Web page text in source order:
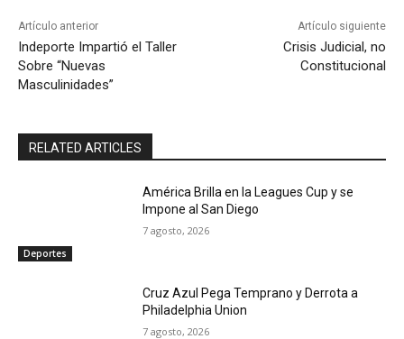
Artículo anterior
Indeporte Impartió el Taller
Sobre “Nuevas
Masculinidades”
Artículo siguiente
Crisis Judicial, no
Constitucional
RELATED ARTICLES
Deportes
América Brilla en la Leagues Cup y se
Impone al San Diego
7 agosto, 2026
Cruz Azul Pega Temprano y Derrota a
Philadelphia Union
7 agosto, 2026